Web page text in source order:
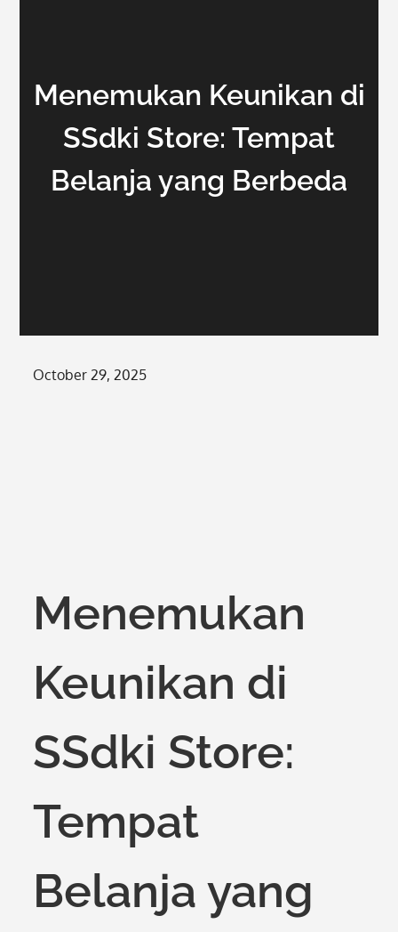
Menemukan Keunikan di
SSdki Store: Tempat
Belanja yang Berbeda
Posted
October 29, 2025
Menemukan
Keunikan di
SSdki Store:
Tempat
Belanja yang